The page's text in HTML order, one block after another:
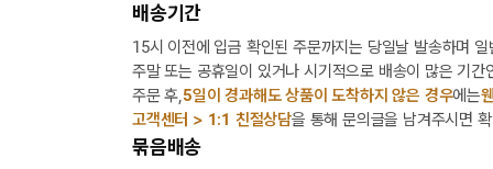
배송기간
15시 이전에 입금 확인된 주문까지는 당일날 발송하며
주말 또는 공휴일이 있거나 시기적으로 배송이 많은 기
주문 후,5일이 경과해도 상품이 도착하지 않은 경우에는
고객센터 > 1:1 친절상담을 통해 문의글을 남겨주시면
묶음배송